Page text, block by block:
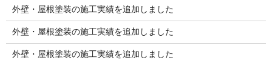
外壁・屋根塗装の施工実績を追加しました
外壁・屋根塗装の施工実績を追加しました
外壁・屋根塗装の施工実績を追加しました